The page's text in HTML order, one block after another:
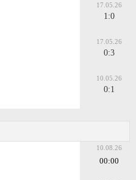
17.05.26
1:0
17.05.26
0:3
10.05.26
0:1
10.08.26
00:00